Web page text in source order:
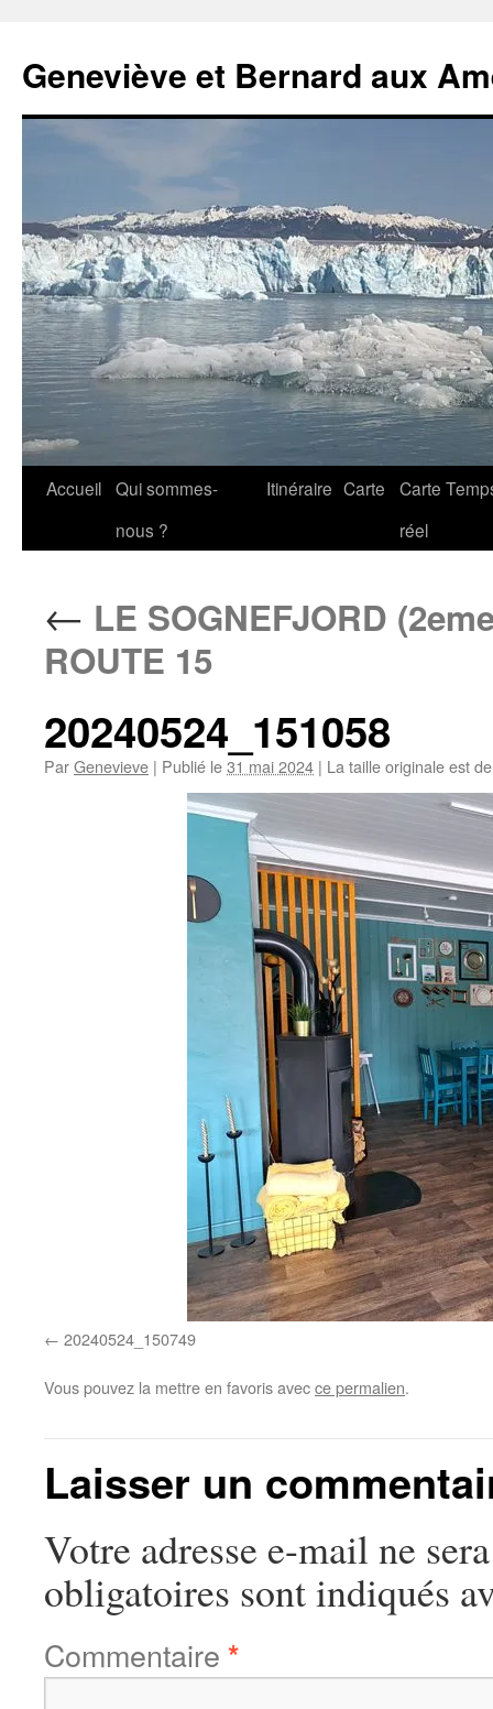
Geneviève et Bernard aux
Aller
Accueil Qui sommes-
nous ?
Itinéraire Carte
Carte
réel
← LE SOGNEFJORD
ROUTE 15
20240524_151058
ParGenevieve | Publié le31 mai 2024 | La taille originale est
20240524_150749
Vous pouvez la mettre en favoris avecce permalien.
Laisser un
Votre adresse e-mail ne
obligatoires sont indiqués
Commentaire *